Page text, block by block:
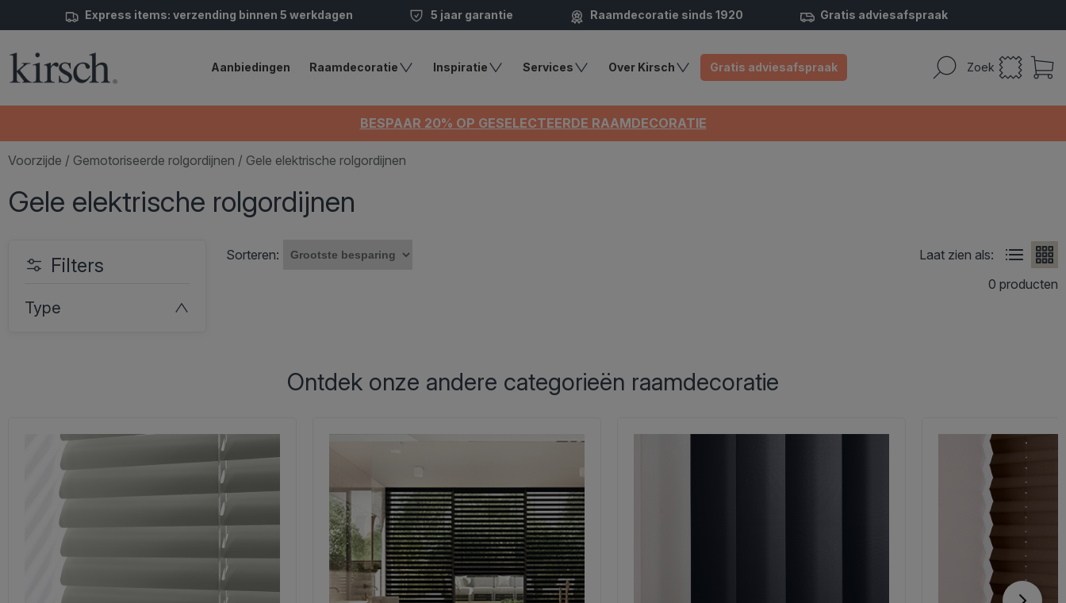
Express items: verzending binnen 5 werkdagen 5 jaar garantie Raamdecoratie sinds 1920 Gratis adviesafspraak
Zoek
Aanbiedingen Raamdecoratie Inspiratie Services Over Kirsch Gratis adviesafspraak
BESPAAR 20% OP GESELECTEERDE RAAMDECORATIE
Voorzijde / Gemotoriseerde rolgordijnen / Gele elektrische rolgordijnen
Gele elektrische rolgordijnen
Filters
Type
Sorteren:
Laat zien als:
0 producten
Ontdek onze andere categorieën raamdecoratie